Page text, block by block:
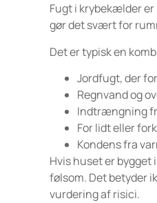
Fugt i krybekælder
gør det svært for
Det er typisk en
Jordfugt, der
Regnvand og
Indtrængning
For lidt eller
Kondens fra
Hvis huset er
følsom. Det betyder
vurdering af risici.